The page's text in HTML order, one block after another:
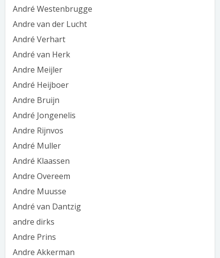
André Westenbrugge
Andre van der Lucht
André Verhart
André van Herk
Andre Meijler
André Heijboer
Andre Bruijn
André Jongenelis
Andre Rijnvos
André Muller
André Klaassen
Andre Overeem
Andre Muusse
André van Dantzig
andre dirks
Andre Prins
Andre Akkerman